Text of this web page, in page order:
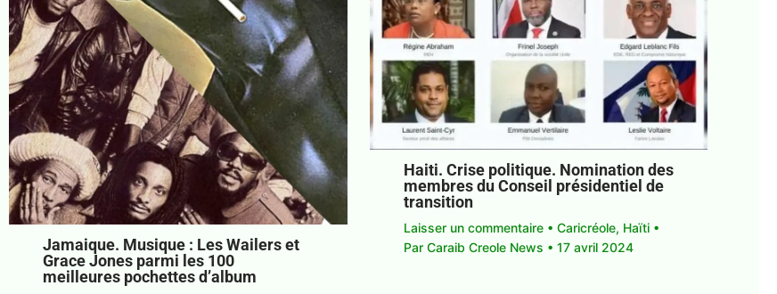
Jamaique. Musique : Les Wailers et
Grace Jones parmi les 100
meilleures pochettes d’album
Haiti. Crise politique. Nomination des
membres du Conseil présidentiel de
transition
Laisser un commentaire • Caricréole, Haïti•
Par Caraib Creole News • 17 avril 2024